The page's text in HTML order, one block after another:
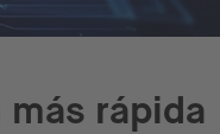
rápida